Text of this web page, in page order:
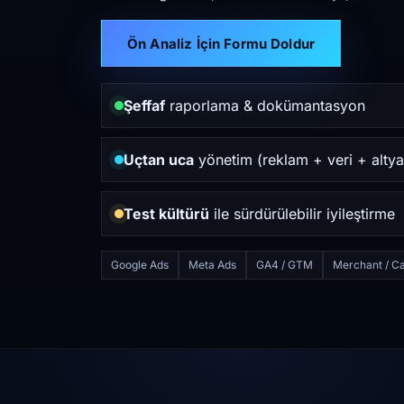
Ön Analiz İçin Formu Doldur
Şeffafraporlama & dokümantasyon
Uçtan uca yönetim (reklam + veri +
Test kültürü ile sürdürülebilir iyileştirme
Google Ads Meta Ads GA4 / GTM Merchant /